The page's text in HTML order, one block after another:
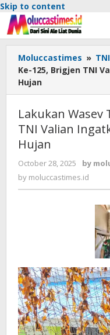
Skip to content
Moluccastimes »
Ke-125, Brigjen TNI
Hujan
Lakukan Wasev
TNI Valian
Hujan
October 28, 2025 by
by moluccastimes.id